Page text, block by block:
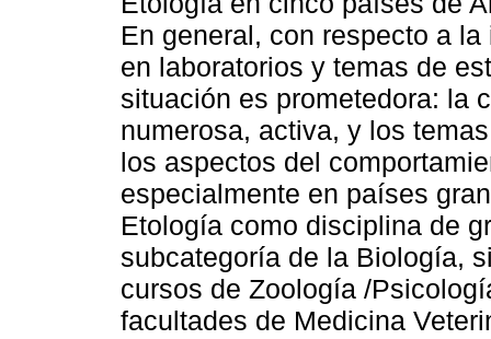
En general, con respecto a
en laboratorios y temas de
situación es prometedora: la
numerosa, activa, y los
los aspectos del
especialmente en países
Etología como disciplina de
subcategoría de la Biología,
cursos de Zoología /
facultades de Medicina